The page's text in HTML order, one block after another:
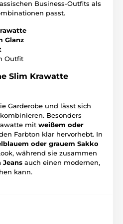
Business-Outfits als
passt.
Glanz
Outfit
Slim Krawatte
Garderobe und lässt sich
Besonders
mit weißem oder
Farbton klar hervorhebt. In
oder grauem Sakko
während sie zusammen
Jeans auch einen modernen,
kann.